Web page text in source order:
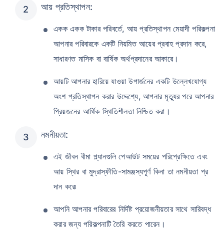
আয় প্রতিস্থাপন:
একক একক টাকার পরিবর্তে, আয় প্রতিস্থাপন মেয়াদী পরিকল্পনা
আপনার পরিবারকে একটি নিয়মিত আয়ের প্রবাহ প্রদান করে,
সাধারণত মাসিক বা বার্ষিক অর্থপ্রদানের আকারে।
আয়টি আপনার হারিয়ে যাওয়া উপার্জনের একটি উল্লেখযোগ্য
অংশ প্রতিস্থাপন করার উদ্দেশ্যে, আপনার মৃত্যুর পরে আপনার
প্রিয়জনের আর্থিক স্থিতিশীলতা নিশ্চিত করা।
নমনীয়তা:
এই জীবন বীমা প্ল্যানগুলি পেআউট সময়ের পরিপ্রেক্ষিতে এবং
আয় স্থির বা মুদ্রাস্ফীতি-সামঞ্জস্যপূর্ণ কিনা তা নমনীয়তা প্র
দান করে৷
আপনি আপনার পরিবারের নির্দিষ্ট প্রয়োজনীয়তার সাথে সারিবদ্ধ
করার জন্য পরিকল্পনাটি তৈরি করতে পারেন।